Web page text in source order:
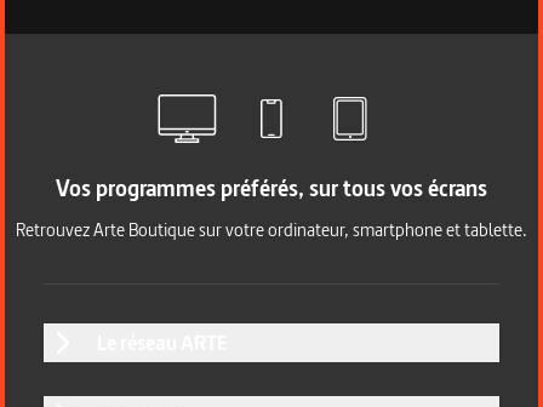
Vos programmes préférés, sur tous vos écrans
Retrouvez Arte Boutique sur votre ordinateur, smartphone et tablette.